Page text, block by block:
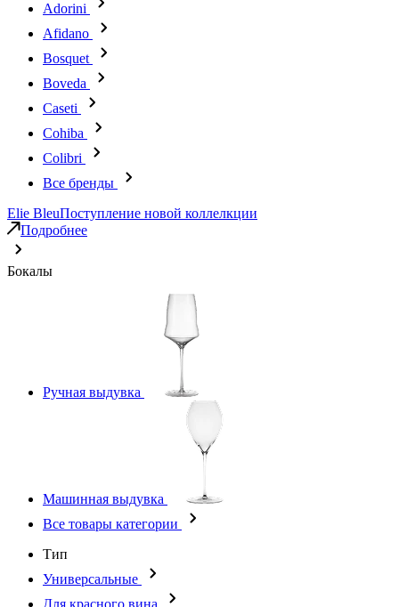
Adorini
Afidano
Bosquet
Boveda
Caseti
Cohiba
Colibri
Все бренды
Elie BleuПоступление новой коллелкции
Подробнее
Бокалы
Ручная выдувка
Машинная выдувка
Все товары категории
Тип
Универсальные
Для красного вина